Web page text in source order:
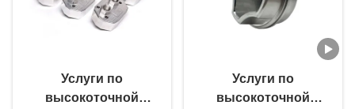
Услуги по
высокоточной
Услуги по
высокоточной